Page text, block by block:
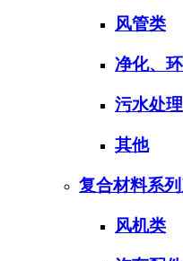
风管类
净化、
污水处理
其他
复合材料系
风机类